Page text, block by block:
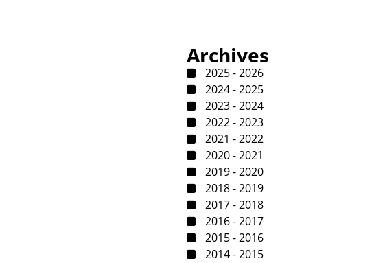
Archives
2025 - 2026
2024 - 2025
2023 - 2024
2022 - 2023
2021 - 2022
2020 - 2021
2019 - 2020
2018 - 2019
2017 - 2018
2016 - 2017
2015 - 2016
2014 - 2015